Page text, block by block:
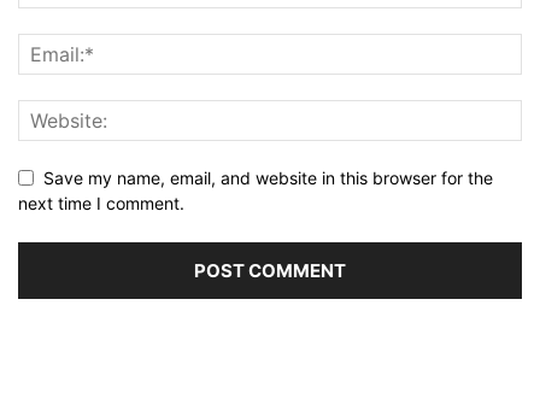
Save my name, email, and website in this browser for the
next time I comment.